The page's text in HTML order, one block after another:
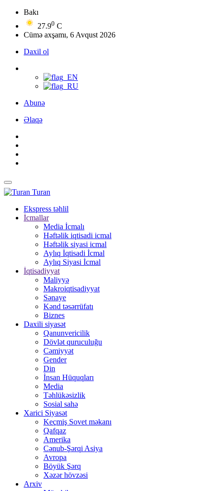
Bakı
27.90 C
Cümə axşamı, 6 Avqust 2026
Daxil ol
Abunə
Əlaqə
Turan
Ekspress təhlil
İcmallar
Media İcmalı
Həftəlik iqtisadi icmal
Həftəlik siyasi icmal
Aylıq İqtisadi İcmal
Aylıq Siyasi İcmal
İqtisadiyyat
Maliyyə
Makroiqtisadiyyat
Sənaye
Kənd təsərrüfatı
Biznes
Daxili siyasət
Qanunvericilik
Dövlət quruculuğu
Cəmiyyət
Gender
Din
İnsan Hüquqları
Media
Təhlükəsizlik
Sosial sahə
Xarici Siyasət
Keçmiş Sovet məkanı
Qafqaz
Amerika
Cənub-Şərqi Asiya
Avropa
Böyük Şərq
Xəzər hövzəsi
Arxiv